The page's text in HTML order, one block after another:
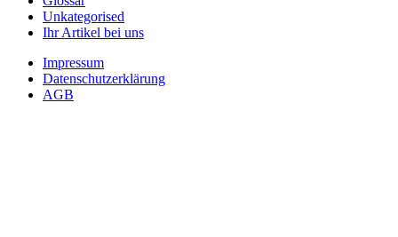
Unkategorised
Ihr Artikel bei uns
Impressum
Datenschutzerklärung
AGB